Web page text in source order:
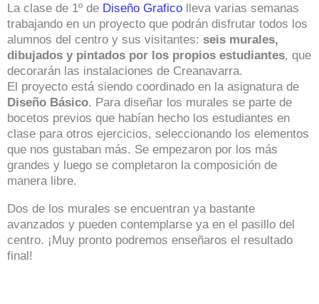
La clase de 1º de Diseño Grafico lleva varias semanas
trabajando en un proyecto que podrán disfrutar todos los
alumnos del centro y sus visitantes: seis murales,
dibujados y pintados por los propios estudiantes, que
decorarán las instalaciones de Creanavarra.
El proyecto está siendo coordinado en la asignatura de
Diseño Básico. Para diseñar los murales se parte de
bocetos previos que habían hecho los estudiantes en
clase para otros ejercicios, seleccionando los elementos
que nos gustaban más. Se empezaron por los más
grandes y luego se completaron la composición de
manera libre.
Dos de los murales se encuentran ya bastante
avanzados y pueden contemplarse ya en el pasillo del
centro. ¡Muy pronto podremos enseñaros el resultado
final!